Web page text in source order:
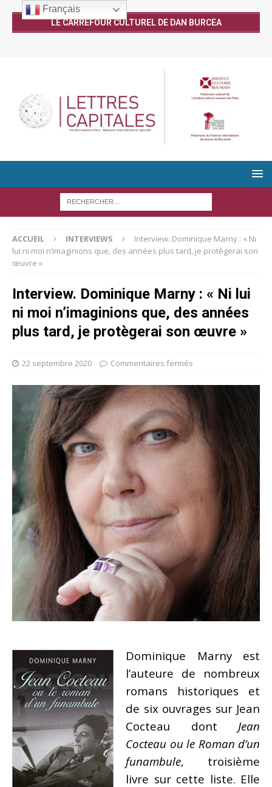
LE CARREFOUR CULTUREL DE DAN BURCEA
ACCUEIL INTERVIEWS
Interview. Dominique Marny : « Ni
lui ni moi n’imaginions que, des années plus tard, je protègerai son
œuvre »
Interview. Dominique Marny : « Ni lui
ni moi n’imaginions que, des années
plus tard, je protègerai son œuvre »
22 septembre 2020 Commentaires fermés
Dominique Marny est
l’auteure de nombreux
romans historiques et
de six ouvrages sur Jean
Cocteau dont Jean
Cocteau ou le Roman d’un
funambule, troisième
livre sur cette liste. Elle
Français